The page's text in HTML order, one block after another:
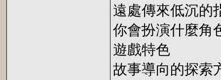
遠處傳來低沉的
你會扮演什麼角
遊戲特色
故事導向的探索